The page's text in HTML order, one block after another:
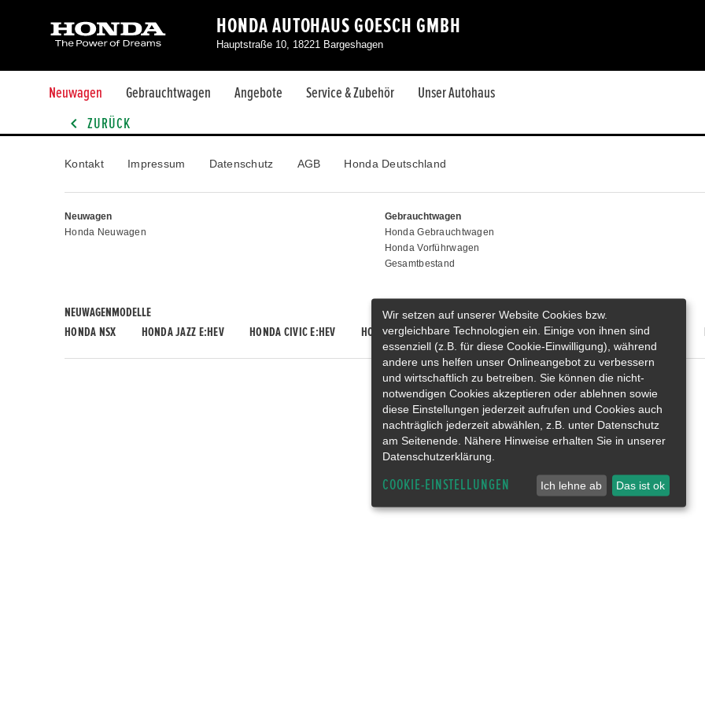
HONDA AUTOHAUS GOESCH GMBH
Hauptstraße 10, 18221 Bargeshagen
Neuwagen Gebrauchtwagen Angebote Service & Zubehör Unser Autohaus
ZURÜCK
Kontakt Impressum Datenschutz AGB Honda Deutschland
Neuwagen
Honda Neuwagen
Gebrauchtwagen
Honda Gebrauchtwagen
Honda Vorführwagen
Gesamtbestand
NEUWAGENMODELLE
HONDA NSX
HONDA JAZZ E:HEV HONDA CIVIC E:HEV HONDA PRELUDE E:HEV HONDA HR-V E:HEV HONDA ZR-V E:HEV
Wir setzen auf unserer Website Cookies bzw.
vergleichbare Technologien ein. Einige von ihnen sind
essenziell (z.B. für diese Cookie-Einwilligung), während
andere uns helfen unser Onlineangebot zu verbessern
und wirtschaftlich zu betreiben. Sie können die nicht-
notwendigen Cookies akzeptieren oder ablehnen sowie
diese Einstellungen jederzeit aufrufen und Cookies auch
nachträglich jederzeit abwählen, z.B. unter Datenschutz
am Seitenende. Nähere Hinweise erhalten Sie in unserer
Datenschutzerklärung.
COOKIE-EINSTELLUNGEN Ich lehne ab Das ist ok